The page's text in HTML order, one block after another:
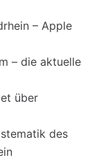
– Apple
– die aktuelle
über
des